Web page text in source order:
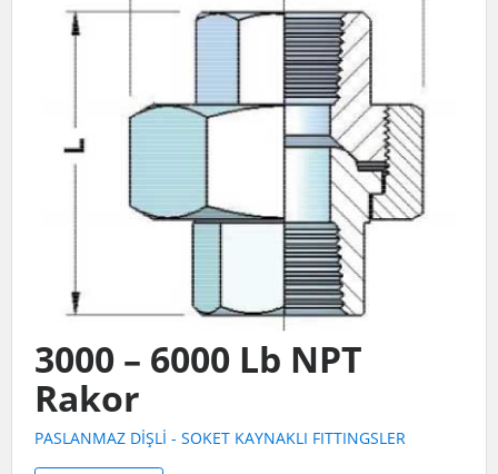
3000 – 6000 Lb NPT
Rakor
PASLANMAZ DİŞLİ - SOKET KAYNAKLI FITTINGSLER